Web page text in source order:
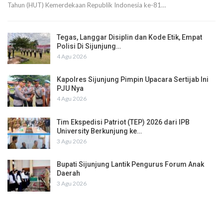
Tahun (HUT) Kemerdekaan Republik Indonesia ke-81…
Tegas, Langgar Disiplin dan Kode Etik, Empat
Polisi Di Sijunjung…
4 Agu 2026
Kapolres Sijunjung Pimpin Upacara Sertijab Ini
PJU Nya
4 Agu 2026
Tim Ekspedisi Patriot (TEP) 2026 dari IPB
University Berkunjung ke…
3 Agu 2026
Bupati Sijunjung Lantik Pengurus Forum Anak
Daerah
3 Agu 2026